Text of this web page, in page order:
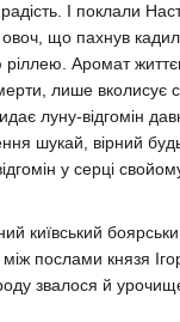
І поклали
що пахнув
Аромат
лише вколисує
луну-відгомін
шукай, вірний будь
у серці
київський
послами князя
звалося й